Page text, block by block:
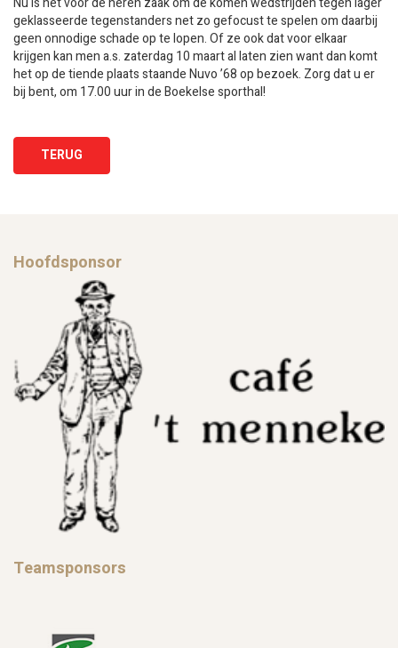
geklasseerde tegenstanders net zo gefocust te spelen om daarbij
geen onnodige schade op te lopen. Of ze ook dat voor elkaar
krijgen kan men a.s. zaterdag 10 maart al laten zien want dan komt
het op de tiende plaats staande Nuvo ’68 op bezoek. Zorg dat u er
bij bent, om 17.00 uur in de Boekelse sporthal!
TERUG
Hoofdsponsor
Teamsponsors